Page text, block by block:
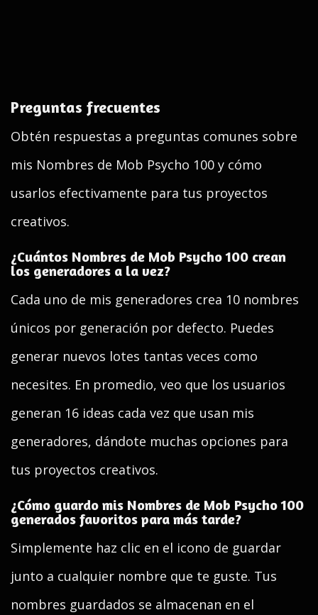
Preguntas frecuentes
Obtén respuestas a preguntas comunes sobre
mis Nombres de Mob Psycho 100 y cómo
usarlos efectivamente para tus proyectos
creativos.
¿Cuántos Nombres de Mob Psycho 100 crean
los generadores a la vez?
Cada uno de mis generadores crea 10 nombres
únicos por generación por defecto. Puedes
generar nuevos lotes tantas veces como
necesites. En promedio, veo que los usuarios
generan 16 ideas cada vez que usan mis
generadores, dándote muchas opciones para
tus proyectos creativos.
¿Cómo guardo mis Nombres de Mob Psycho 100
generados favoritos para más tarde?
Simplemente haz clic en el icono de guardar
junto a cualquier nombre que te guste. Tus
nombres guardados se almacenan en el